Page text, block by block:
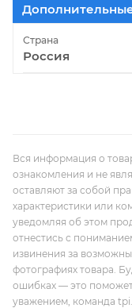
Страна
Россия
Вся информация о
ознакомления и не
оставляют за собой
характеристики или
уведомляя об этом
отнестись с
извинения за
фотографиях товара.
ошибках — это
уважением, команда